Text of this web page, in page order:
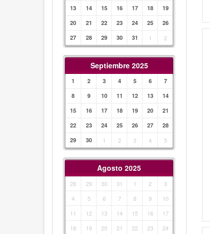
13
14 15 16 17 18
19
20
21 22 23 24 25
26
27
28 29 30 31 1 2
Septiembre 2025
1 2 3 4 5 6
7
8
9 10 11 12 13
14
15
16 17 18 19 20
21
22
23 24 25 26 27
28
29
30 1 2 3 4 5
Agosto 2025
28 29 30 31 1 2
3
4
5 6 7 8 9
10
11
12 13 14 15 16
17
18
19 20 21 22 23
24